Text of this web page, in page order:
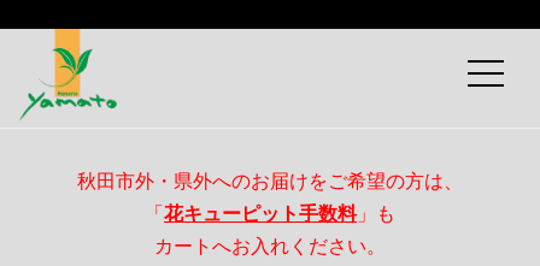
秋田市外・県外へのお届けをご希望の方は、
「 花キューピット手数料」も
カートへお入れください。